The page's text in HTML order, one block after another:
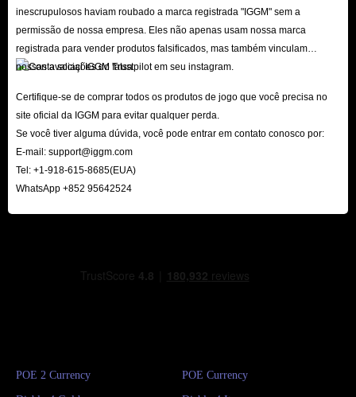
inescrupulosos haviam roubado a marca registrada "IGGM" sem a
permissão de nossa empresa. Eles não apenas usam nossa marca
registrada para vender produtos falsificados, mas também vinculam
nossas avaliações do Trustpilot em seu instagram.
Certifique-se de comprar todos os produtos de jogo que você precisa no
site oficial da IGGM para evitar qualquer perda.
Se você tiver alguma dúvida, você pode entrar em contato conosco por:
E-mail: support@iggm.com
Tel: +1-918-615-8685(EUA)
WhatsApp +852 95642524
POE 2 Currency POE Currency